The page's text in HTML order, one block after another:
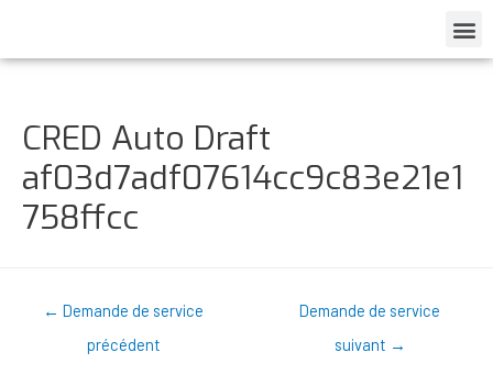
CRED Auto Draft
af03d7adf07614cc9c83e21e1
758ffcc
← Demande de service
précédent
Demande de service
suivant →